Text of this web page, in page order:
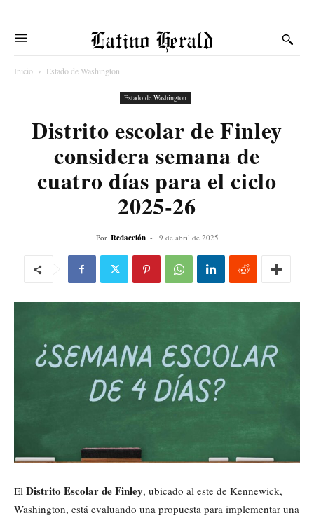
Latino Herald
Inicio Estado de Washington
Estado de Washington
Distrito escolar de Finley
considera semana de
cuatro días para el ciclo
2025-26
Por Redacción - 9 de abril de 2025
El Distrito Escolar de Finley, ubicado al este de Kennewick,
Washington, está evaluando una propuesta para implementar una